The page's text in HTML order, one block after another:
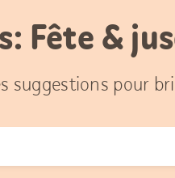
Fête &
suggestions pour